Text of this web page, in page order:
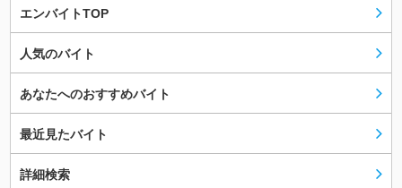
エンバイトTOP
人気のバイト
あなたへのおすすめバイト
最近見たバイト
詳細検索